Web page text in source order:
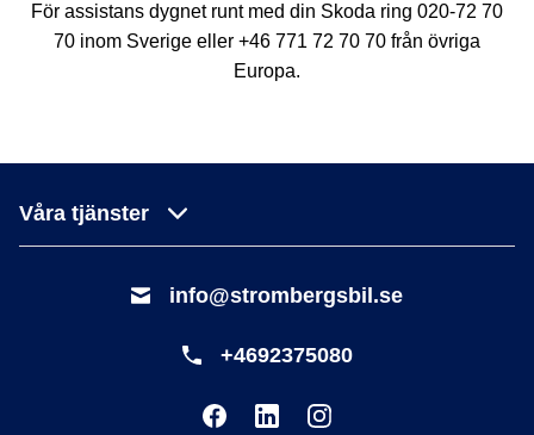
För assistans dygnet runt med din Skoda ring 020-72 70
70 inom Sverige eller +46 771 72 70 70 från övriga
Europa.
Våra tjänster
info@strombergsbil.se
+4692375080